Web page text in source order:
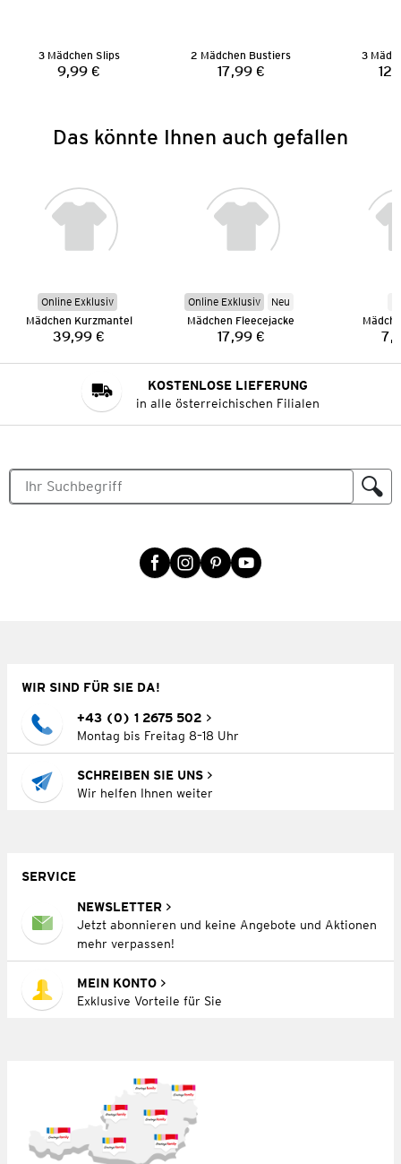
3 Mädchen Slips
Preis:
9,99 €
2 Mädchen Bustiers
Preis:
17,99 €
3
Das könnte Ihnen auch gefallen
Online Exklusiv
Mädchen Kurzmantel
Preis:
39,99 €
Online Exklusiv
Neu
Mädchen Fleecejacke
Preis:
17,99 €
KOSTENLOSE LIEFERUNG
in alle österreichischen Filialen
WIR SIND FÜR SIE DA!
+43 (0) 1 2675 502
Montag bis Freitag 8–18 Uhr
SCHREIBEN SIE UNS
Wir helfen Ihnen weiter
SERVICE
NEWSLETTER
Jetzt abonnieren und keine Angebote und Aktionen
mehr verpassen!
MEIN KONTO
Exklusive Vorteile für Sie